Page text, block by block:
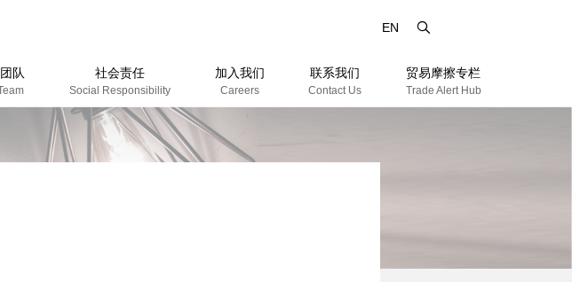
EN
队 社会责任
Social Responsibility
加入我们
Careers
联系我们
Contact Us
贸易摩擦专栏
Trade Alert Hub